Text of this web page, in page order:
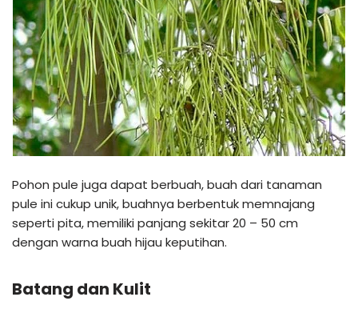
Pohon pule juga dapat berbuah, buah dari tanaman
pule ini cukup unik, buahnya berbentuk memnajang
seperti pita, memiliki panjang sekitar 20 – 50 cm
dengan warna buah hijau keputihan.
Batang dan Kulit